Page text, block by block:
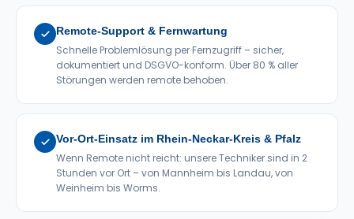
Remote-Support & Fernwartung
Schnelle Problemlösung per Fernzugriff – sicher,
dokumentiert und DSGVO-konform. Über 80 % aller
Störungen werden remote behoben.
Vor-Ort-Einsatz im Rhein-Neckar-Kreis & Pfalz
Wenn Remote nicht reicht: unsere Techniker sind in 2
Stunden vor Ort – von Mannheim bis Landau, von
Weinheim bis Worms.